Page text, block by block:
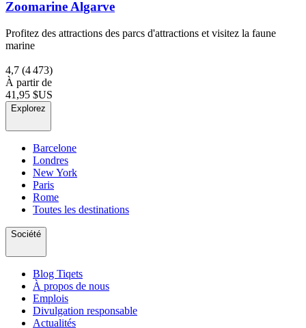
Zoomarine Algarve
Profitez des attractions des parcs d'attractions et visitez la faune
marine
4,7 (4 473)
À partir de
41,95 $US
Explorez
Barcelone
Londres
New York
Paris
Rome
Toutes les destinations
Société
Blog Tiqets
À propos de nous
Emplois
Divulgation responsable
Actualités